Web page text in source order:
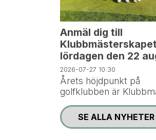
Anmäl dig till
lördagen den 22
2026-07-27 10:30
Årets höjdpunkt på
golfklubben är
SE ALLA NYHETER